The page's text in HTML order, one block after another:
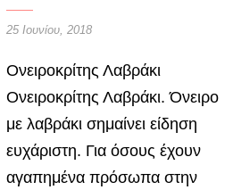
25 Ιουνίου, 2018
Ονειροκρίτης Λαβράκι
Ονειροκρίτης Λαβράκι. Όνειρο
με λαβράκι σημαίνει είδηση
ευχάριστη. Για όσους έχουν
αγαπημένα πρόσωπα στην